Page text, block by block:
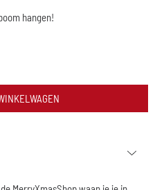
hangen!